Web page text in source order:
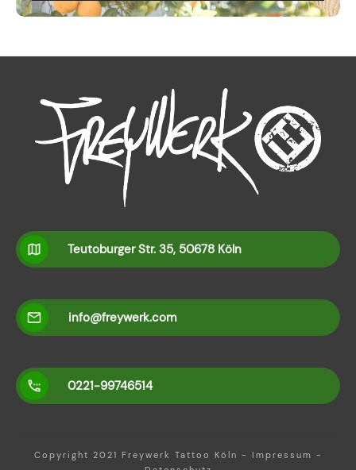
Teutoburger Str. 35, 50678 Köln
info@freywerk.com
0221-99746514
Copyright 2021 Freywerk Tattoo Köln - Impressum -